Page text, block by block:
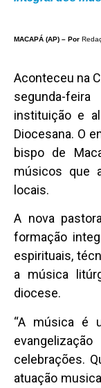
MACAPÁ (AP) – Por
Aconteceu na
segunda-
instituição e
Diocesana. O
bispo de
músicos que
locais.
A nova
formação
espirituais,
a música
diocese.
“A música é
celebrações.
atuação